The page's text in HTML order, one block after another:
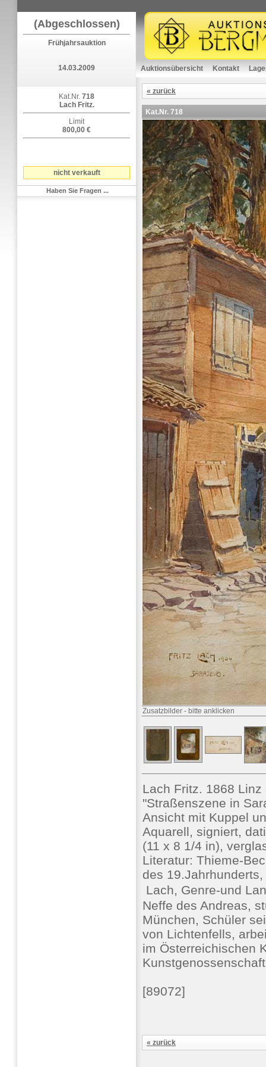
(Abgeschlossen)
Frühjahrsauktion
14.03.2009
Kat.Nr. 718
Lach Fritz.
Limit
800,00 €
nicht verkauft
Haben Sie Fragen ...
Auktionsübersicht Kontakt
« zurück
Kat.Nr. 718
Zusatzbilder - bitte anklicken
Lach Fritz. 1868 Linz
"Straßenszene in
Ansicht mit Kuppel
Aquarell, signiert,
(11 x 8 1/4 in),
Literatur: Thieme-
des
Lach, Genre-und
Neffe des Andreas,
München, Schüler
von Lichtenfells,
im Österreichischen
[89072]
« zurück